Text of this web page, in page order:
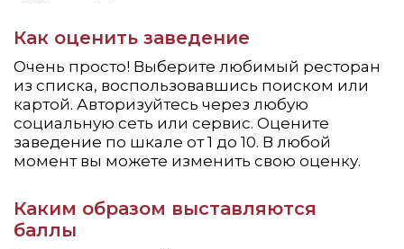
Как оценить заведение
Очень просто! Выберите любимый ресторан
из списка, воспользовавшись поиском или
картой. Авторизуйтесь через любую
социальную сеть или сервис. Оцените
заведение по шкале от 1 до 10. В любой
момент вы можете изменить свою оценку.
Каким образом выставляются
баллы